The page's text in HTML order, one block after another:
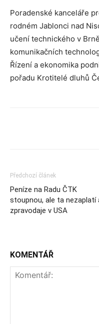
Poradenské kanceláře
rodném Jablonci nad
učení technického v
komunikačních
Řízení a ekonomika
pořadu Krotitelé dluhů
Předchozí článek
Peníze na Radu ČTK
stoupnou, ale ta nezaplatí
zpravodaje v USA
KOMENTÁŘ